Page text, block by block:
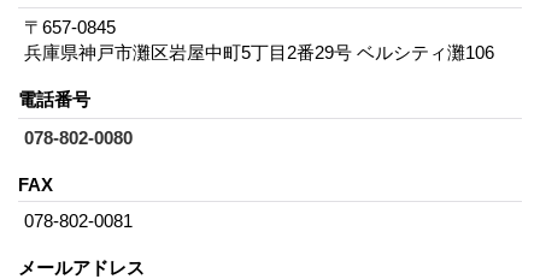
〒657-0845
兵庫県神戸市灘区岩屋中町5丁目2番29号 ベルシティ灘106
電話番号
078-802-0080
FAX
078-802-0081
メールアドレス